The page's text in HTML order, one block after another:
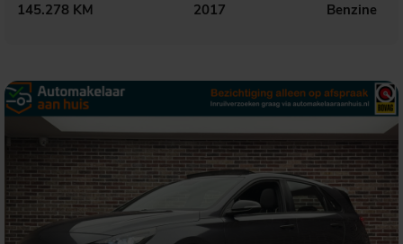
145.278 KM
2017
Benzine